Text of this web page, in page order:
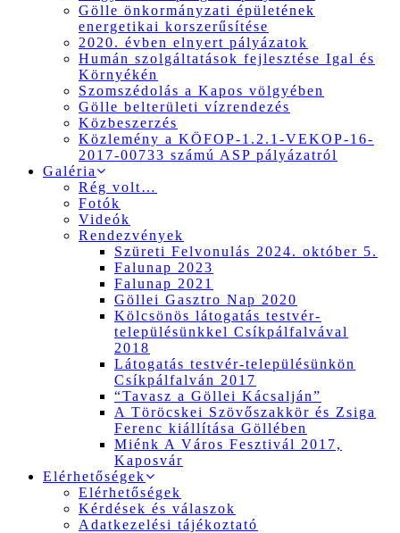
Gölle önkormányzati épületének
energetikai korszerűsítése
2020. évben elnyert pályázatok
Humán szolgáltatások fejlesztése Igal és
Környékén
Szomszédolás a Kapos völgyében
Gölle belterületi vízrendezés
Közbeszerzés
Közlemény a KÖFOP-1.2.1-VEKOP-16-
2017-00733 számú ASP pályázatról
Galéria
Rég volt…
Fotók
Videók
Rendezvények
Szüreti Felvonulás 2024. október 5.
Falunap 2023
Falunap 2021
Göllei Gasztro Nap 2020
Kölcsönös látogatás testvér-
településünkkel Csíkpálfalvával
2018
Látogatás testvér-településünkön
Csíkpálfalván 2017
“Tavasz a Göllei Kácsalján”
A Töröcskei Szövőszakkör és Zsiga
Ferenc kiállítása Göllében
Miénk A Város Fesztivál 2017,
Kaposvár
Elérhetőségek
Elérhetőségek
Kérdések és válaszok
Adatkezelési tájékoztató